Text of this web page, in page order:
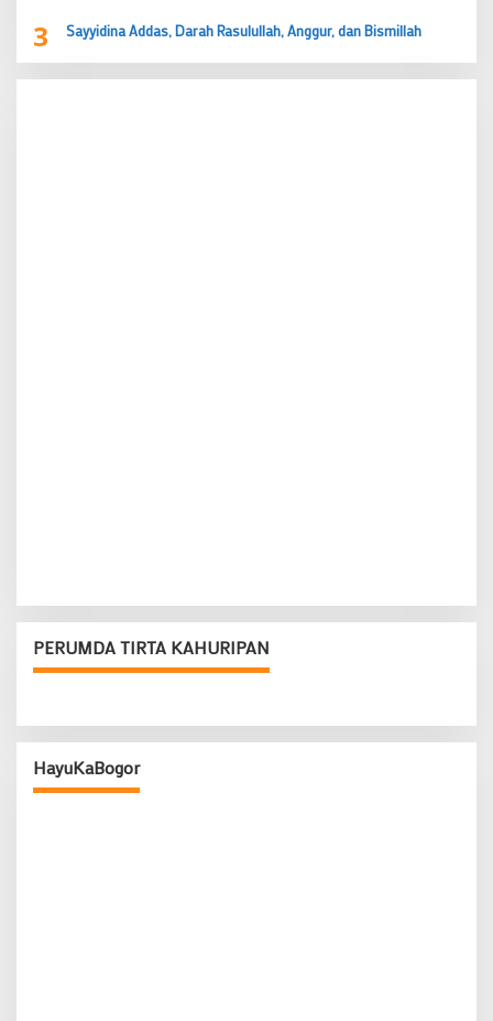
3 Sayyidina Addas, Darah Rasulullah, Anggur, dan Bismillah
PERUMDA TIRTA KAHURIPAN
HayuKaBogor